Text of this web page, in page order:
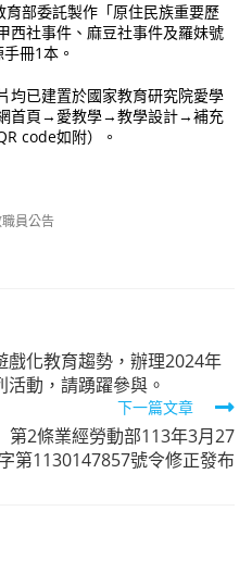
部委託製作「原住民族重要歷
西社事件、麻豆社事件及羅妹號
冊1本。
均已建置於國家教育研究院愛學
首頁→愛教學→教學設計→補充
code如附）。
員公告
戲化教育趨勢，辦理2024年
動，請踴躍參與。
下一篇文章
第2條業經勞動部113年3月27
第1130147857號令修正發布